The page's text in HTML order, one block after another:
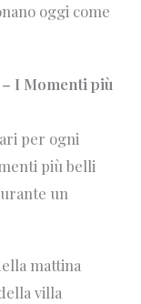
oggi come
I Momenti più
per ogni
più belli
un
mattina
villa